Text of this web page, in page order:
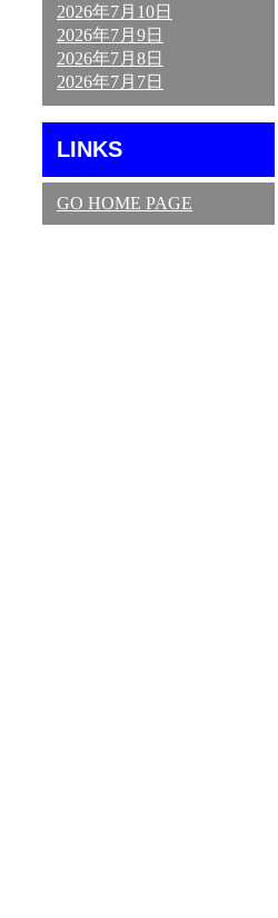
2026年7月10日
2026年7月9日
2026年7月8日
2026年7月7日
LINKS
GO HOME PAGE